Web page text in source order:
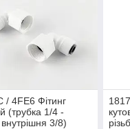
/ 4FE6 Фітинг
(трубка 1/4 -
внутрішня 3/8)